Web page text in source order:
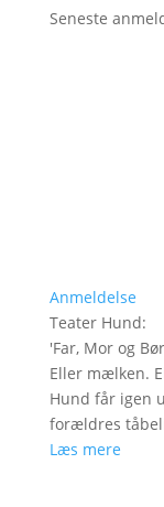
Seneste
Anmeldelse
Teater Hund:
'Far, Mor og
Eller mælken.
Hund får igen
forældres
Læs mere